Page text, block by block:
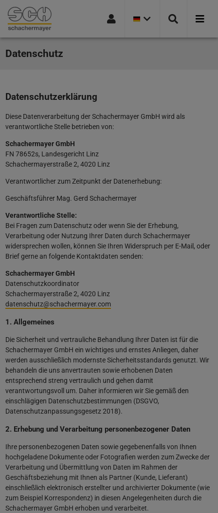
VERSION:
Datenschutz
Datenschutzerklärung
Diese Datenverarbeitung der Schachermayer GmbH wird als
verantwortliche Stelle betrieben von:
Schachermayer GmbH
FN 78652s, Landesgericht Linz
Schachermayerstraße 2, 4020 Linz
Verantwortlicher zum Zeitpunkt der Datenerhebung:
Geschäftsführer Mag. Gerd Schachermayer
Verantwortliche Stelle:
Bei Fragen zum Datenschutz oder wenn Sie der Erhebung,
Verarbeitung oder Nutzung Ihrer Daten durch Schachermayer
widersprechen wollen, können Sie Ihren Widerspruch per E-Mail, oder
Brief gerne an folgende Kontaktdaten senden:
Schachermayer GmbH
Datenschutzkoordinator
Schachermayerstraße 2, 4020 Linz
datenschutz@schachermayer.com
1. Allgemeines
Die Sicherheit und vertrauliche Behandlung Ihrer Daten ist für die
Schachermayer GmbH ein wichtiges und ernstes Anliegen, daher
werden ausschließlich modernste Sicherheitsstandards genutzt. Wir
behandeln die uns anvertrauten sowie erhobenen Daten
entsprechend streng vertraulich und gehen damit
verantwortungsvoll um. Daher informieren wir Sie gemäß den
einschlägigen Datenschutzbestimmungen (DSGVO,
Datenschutzanpassungsgesetz 2018).
2. Erhebung und Verarbeitung personenbezogener Daten
Ihre personenbezogenen Daten sowie gegebenenfalls von Ihnen
hochgeladene Dokumente oder Fotografien werden zum Zwecke der
Verarbeitung und Übermittlung von Daten im Rahmen der
Geschäftsbeziehung mit Ihnen als Partner (Kunde, Lieferant)
einschließlich elektronisch erstellter und archivierter Dokumente (wie
zum Beispiel Korrespondenz) in diesen Angelegenheiten durch die
Schachermayer GmbH erhoben und verarbeitet.